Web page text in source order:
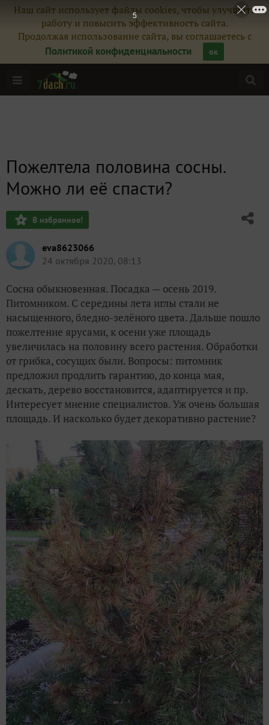
Наш сайт использует файлы cookies, чтобы улучшить
работу и повысить эффективность сайта.
Продолжая использование сайта, вы соглашаетесь с
Политикой конфиденциальности
ок
Пожелтела половина сосны.
Можно ли её спасти?
В избранное!
eva8623066
24 октября 2020, 08:13
Сосна обыкновенная. Посадка — осень 2019.
Питомником. С середины лета иглы стали не
насыщенного, бледно-зелёного цвета. Дальше пошло
пожелтение ярусами, к осени уже площадь
увеличилась на половину всего растения. Обработки
от грибка, сосущих были. Вопросы: питомник
предложил продлить гарантию, до конца мая,
дескать, дерево восстановится, адаптируется и пр.
Интересует мнение специалистов. Уж очень большая
площадь. И насколько будет декоративно растение?
4